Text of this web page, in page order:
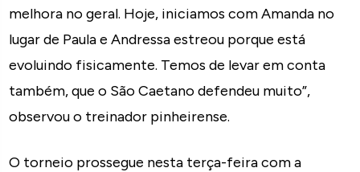
melhora no geral. Hoje, iniciamos com Amanda no
lugar de Paula e Andressa estreou porque está
evoluindo fisicamente. Temos de levar em conta
também, que o São Caetano defendeu muito”,
observou o treinador pinheirense.
O torneio prossegue nesta terça-feira com a